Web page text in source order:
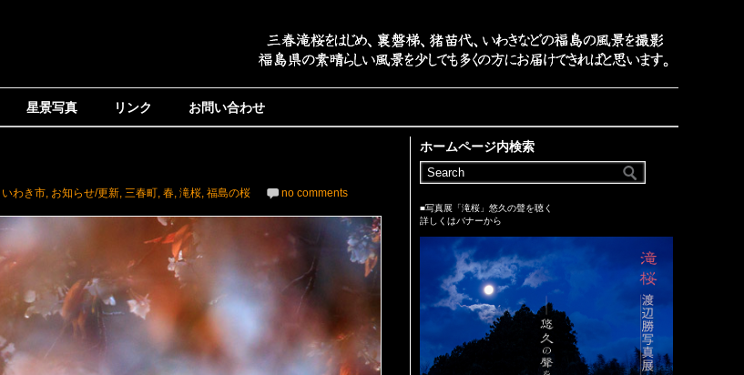
星景写真 リンク お問い合わせ
いわき市, お知らせ/更新, 三春町, 春, 滝桜, 福島の桜 no comments
ホームページ内検索
■写真展「滝桜」悠久の聲を聴く
詳しくはバナーから